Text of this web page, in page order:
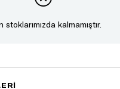
stoklarımızda kalmamıştır.